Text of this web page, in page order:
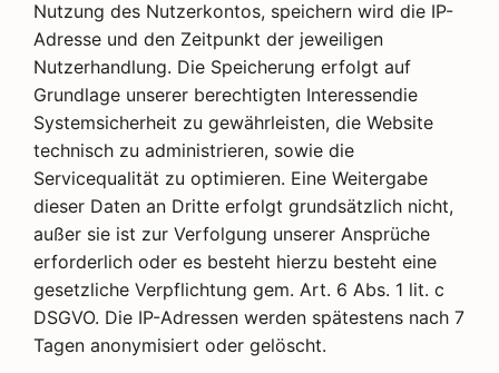
Nutzung des Nutzerkontos, speichern wird die IP-
Adresse und den Zeitpunkt der jeweiligen
Nutzerhandlung. Die Speicherung erfolgt auf
Grundlage unserer berechtigten Interessendie
Systemsicherheit zu gewährleisten, die Website
technisch zu administrieren, sowie die
Servicequalität zu optimieren. Eine Weitergabe
dieser Daten an Dritte erfolgt grundsätzlich nicht,
außer sie ist zur Verfolgung unserer Ansprüche
erforderlich oder es besteht hierzu besteht eine
gesetzliche Verpflichtung gem. Art. 6 Abs. 1 lit. c
DSGVO. Die IP-Adressen werden spätestens nach 7
Tagen anonymisiert oder gelöscht.